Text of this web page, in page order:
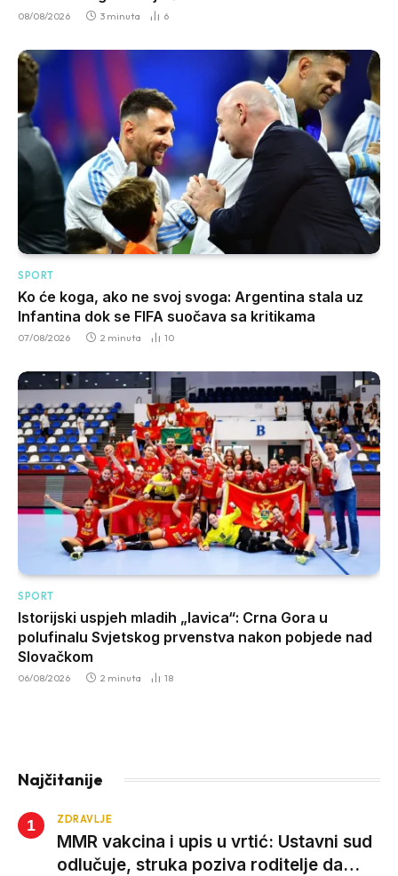
08/08/2026 3 minuta 6
SPORT
Ko će koga, ako ne svoj svoga: Argentina stala uz
Infantina dok se FIFA suočava sa kritikama
07/08/2026 2 minuta 10
SPORT
Istorijski uspjeh mladih „lavica“: Crna Gora u
polufinalu Svjetskog prvenstva nakon pobjede nad
Slovačkom
06/08/2026 2 minuta 18
Najčitanije
ZDRAVLJE
MMR vakcina i upis u vrtić: Ustavni sud
odlučuje, struka poziva roditelje da